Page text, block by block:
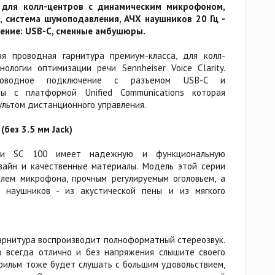
для колл-центров с динамическим микрофоном,
система шумоподавления, АЧХ наушников 20 Гц -
USB-C, сменные амбушюры.
проводная гарнитура премиум-класса, для колл-
оптимизации речи Sennheiser Voice Clarity.
подключение с разъемом USB-C и
с платформой Unified Communications которая
дистанционного управления.
3.5 мм Jack)
SC 100 имеет надежную и функциональную
и качественные материалы. Модель этой серии
микрофона, прочным регулируемым оголовьем, а
- из акустической пены и из мягкого
воспроизводит полноформатный стереозвук.
отлично и без напряжения слышите своего
тоже будет слушать с большим удовольствием,